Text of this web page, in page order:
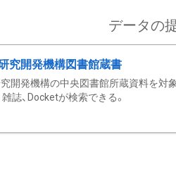
データの
究開発機構図書館蔵書
開発機構の中央図書館所蔵資料を対
雑誌、Docketが検索できる。